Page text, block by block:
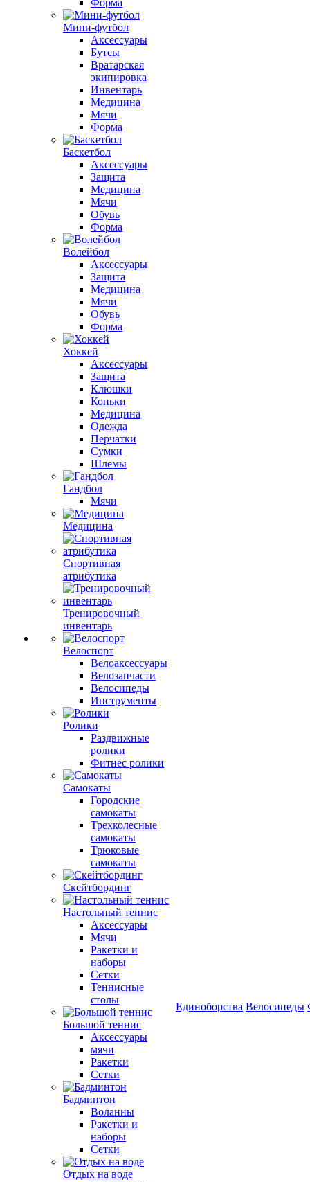
Форма
Мини-футбол
Аксессуары
Бутсы
Вратарская
экипировка
Инвентарь
Медицина
Мячи
Форма
Баскетбол
Аксессуары
Защита
Медицина
Мячи
Обувь
Форма
Волейбол
Аксессуары
Защита
Медицина
Мячи
Обувь
Форма
Хоккей
Аксессуары
Защита
Клюшки
Коньки
Медицина
Одежда
Перчатки
Сумки
Шлемы
Гандбол
Мячи
Медицина
Спортивная
атрибутика
Тренировочный
инвентарь
Велоспорт
Велоаксессуары
Велозапчасти
Велосипеды
Инструменты
Ролики
Раздвижные
ролики
Фитнес ролики
Самокаты
Городские
самокаты
Трехколесные
самокаты
Трюковые
самокаты
Скейтбординг
Настольный теннис
Аксессуары
Мячи
Ракетки и
наборы
Сетки
Теннисные
столы
Большой теннис
Аксессуары
мячи
Ракетки
Сетки
Бадминтон
Воланны
Ракетки и
наборы
Сетки
Отдых на воде
Единоборства Велосипеды